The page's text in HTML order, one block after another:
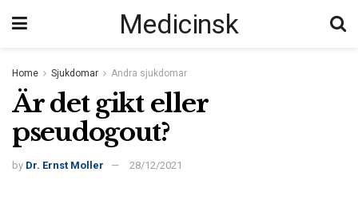
Medicinsk
Home Sjukdomar Andra sjukdomar
Är det gikt eller
pseudogout?
by Dr. Ernst Moller 28/12/2021